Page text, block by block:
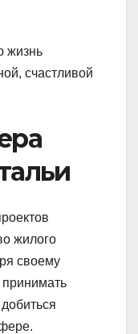
жизнь
счастливой
жилого
своему